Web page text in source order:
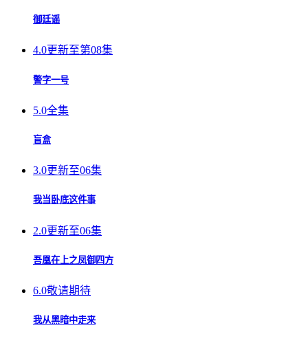
御廷谣
4.0更新至第08集
警字一号
5.0全集
盲盒
3.0更新至06集
我当卧底这件事
2.0更新至06集
吾凰在上之凤御四方
6.0敬请期待
我从黑暗中走来